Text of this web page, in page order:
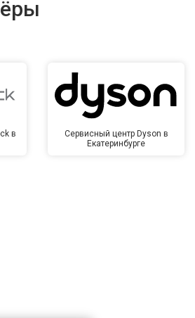
трансформатора
в
Сервисный центр Dyson в
Екатеринбурге